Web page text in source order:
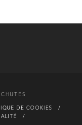
DE COOKIES